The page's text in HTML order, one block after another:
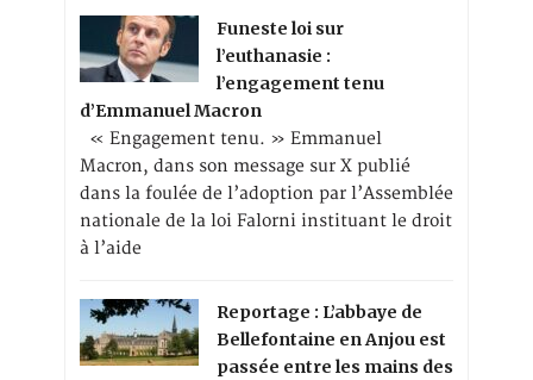
Funeste loi sur
l’euthanasie :
l’engagement tenu
d’Emmanuel Macron
« Engagement tenu. » Emmanuel
Macron, dans son message sur X publié
dans la foulée de l’adoption par l’Assemblée
nationale de la loi Falorni instituant le droit
à l’aide
Reportage : L’abbaye de
Bellefontaine en Anjou est
passée entre les mains des